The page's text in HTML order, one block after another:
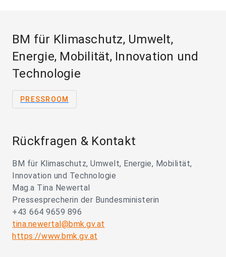
BM für Klimaschutz, Umwelt,
Energie, Mobilität, Innovation und
Technologie
PRESSROOM
Rückfragen & Kontakt
BM für Klimaschutz, Umwelt, Energie, Mobilität,
Innovation und Technologie
Mag.a Tina Newertal
Pressesprecherin der Bundesministerin
+43 664 9659 896
tina.newertal@bmk.gv.at
https://www.bmk.gv.at